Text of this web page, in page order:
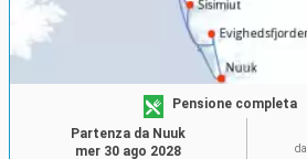
Pensione completa
da
Partenza da Nuuk
mer 30 ago 2028